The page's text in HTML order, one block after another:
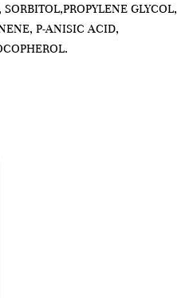
GLYCOL,
P-ANISIC ACID,